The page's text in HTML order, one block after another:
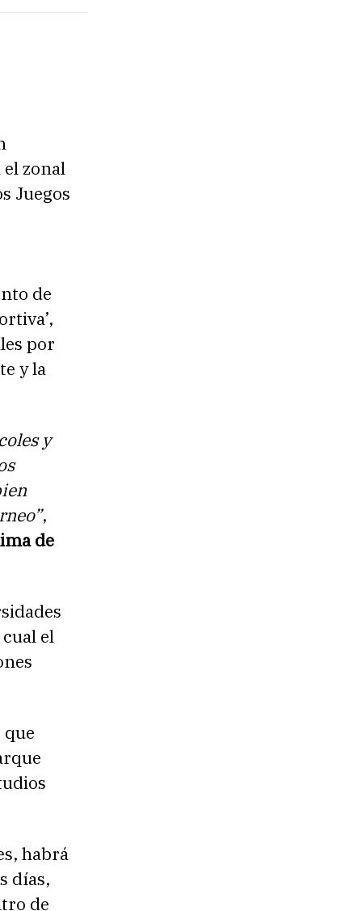
zonal
Juegos
de
por
y la
y
,
de
el
que
habrá
días,
de